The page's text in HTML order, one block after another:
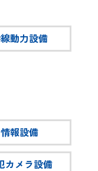
動力設備
情報設備
カメラ設備